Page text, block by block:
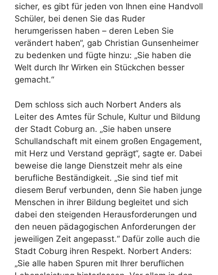
sicher, es gibt für jeden von Ihnen eine Handvoll
Schüler, bei denen Sie das Ruder
herumgerissen haben – deren Leben Sie
verändert haben“, gab Christian Gunsenheimer
zu bedenken und fügte hinzu: „Sie haben die
Welt durch Ihr Wirken ein Stückchen besser
gemacht.“
Dem schloss sich auch Norbert Anders als
Leiter des Amtes für Schule, Kultur und Bildung
der Stadt Coburg an. „Sie haben unsere
Schullandschaft mit einem großen Engagement,
mit Herz und Verstand geprägt“, sagte er. Dabei
beweise die lange Dienstzeit mehr als eine
berufliche Beständigkeit. „Sie sind tief mit
diesem Beruf verbunden, denn Sie haben junge
Menschen in ihrer Bildung begleitet und sich
dabei den steigenden Herausforderungen und
den neuen pädagogischen Anforderungen der
jeweiligen Zeit angepasst.“ Dafür zolle auch die
Stadt Coburg ihren Respekt. Norbert Anders:
„Sie alle haben Spuren mit Ihrer beruflichen